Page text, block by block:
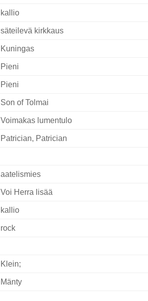
kallio
säteilevä kirkkaus
Kuningas
Pieni
Pieni
Son of Tolmai
Voimakas lumentulo
Patrician, Patrician
aatelismies
Voi Herra lisää
kallio
rock
Klein;
Mänty